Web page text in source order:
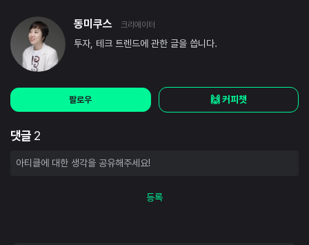
동미쿠스 크리에이터
투자, 테크 트렌드에 관한 글을 씁니다.
팔로우 🙌 커피챗
댓글 2
등록